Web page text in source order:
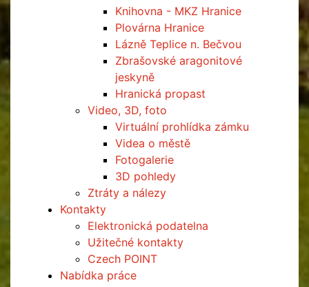
Knihovna - MKZ Hranice
Plovárna Hranice
Lázně Teplice n. Bečvou
Zbrašovské aragonitové
jeskyně
Hranická propast
Video, 3D, foto
Virtuální prohlídka zámku
Videa o městě
Fotogalerie
3D pohledy
Ztráty a nálezy
Kontakty
Elektronická podatelna
Užitečné kontakty
Czech POINT
Nabídka práce